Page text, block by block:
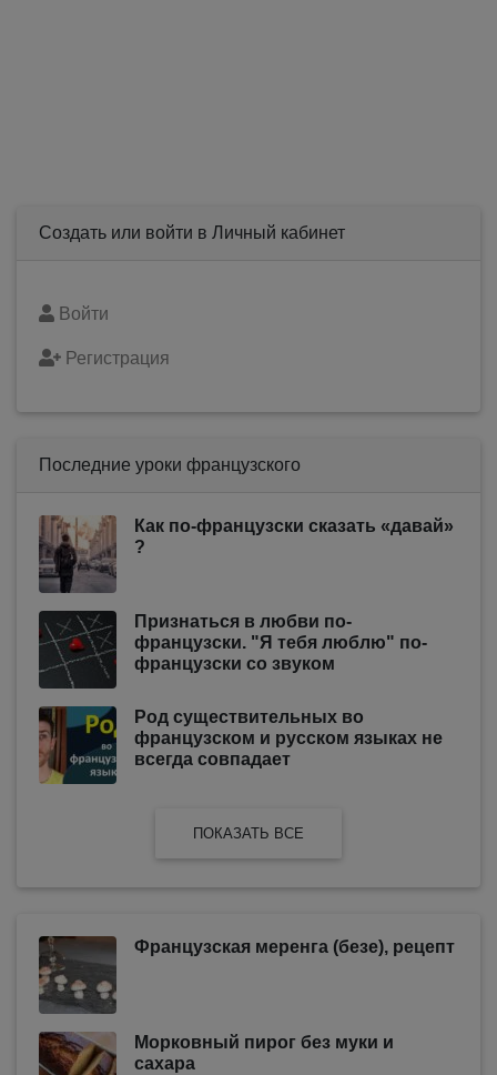
Создать или войти в Личный кабинет
Войти
Регистрация
Последние уроки французского
Как по-французски сказать «давай»
?
Признаться в любви по-
французски. "Я тебя люблю" по-
французски со звуком
Род существительных во
французском и русском языках не
всегда совпадает
ПОКАЗАТЬ ВСЕ
Французская меренга (безе), рецепт
Морковный пирог без муки и
сахара